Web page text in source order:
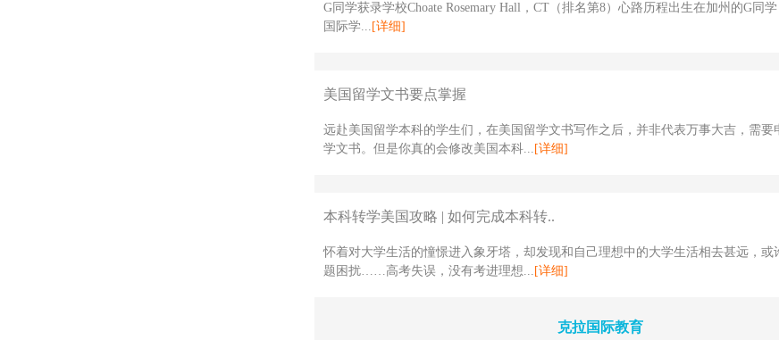
G同学获录学校Choate Rosemary Hall，CT（排名第8）心路历程出生在加州的G同
国际学... [详细]
美国留学文书要点掌握
远赴美国留学本科的学生们，在美国留学文书写作之后，并非代表万事大吉，需要
学文书。但是你真的会修改美国本科... [详细]
本科转学美国攻略 | 如何完成本科转..
怀着对大学生活的憧憬进入象牙塔，却发现和自己理想中的大学生活相去甚远，或
题困扰……高考失误，没有考进理想... [详细]
克拉国际教育